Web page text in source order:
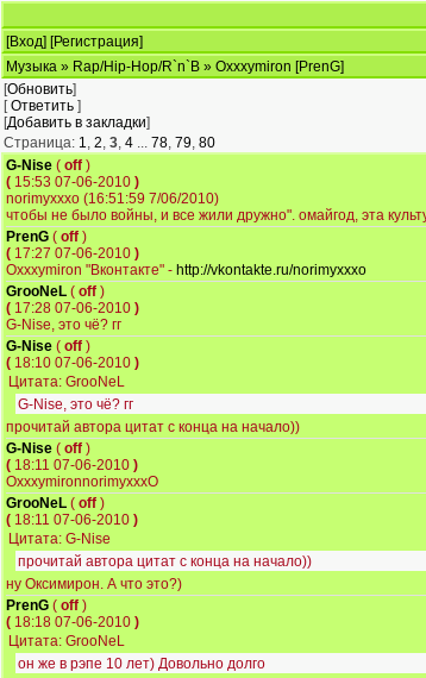
[Вход] [Регистрация]
Музыка » Rap/Hip-Hop/R`n`B » Oxxxymiron [PrenG]
[Обновить]
[Ответить ]
[Добавить в закладки]
Страница: 1, 2, 3, 4 ... 78, 79, 80
G-Nise ( off )
( 15:53 07-06-2010 )
norimyxxxo (16:51:59 7/06/2010)
чтобы не было войны, и все жили дружно". омайгод, эта
PrenG ( off )
( 17:27 07-06-2010 )
Oxxxymiron "Вконтакте" - http://vkontakte.ru/norimyxxxo
GrooNeL ( off )
( 17:28 07-06-2010 )
G-Nise, это чё? гг
G-Nise ( off )
( 18:10 07-06-2010 )
Цитата: GrooNeL
G-Nise, это чё? гг
прочитай автора цитат с конца на начало))
G-Nise ( off )
( 18:11 07-06-2010 )
OxxxymironnorimyxxxO
GrooNeL ( off )
( 18:11 07-06-2010 )
Цитата: G-Nise
прочитай автора цитат с конца на начало))
ну Оксимирон. А что это?)
PrenG ( off )
( 18:18 07-06-2010 )
Цитата: GrooNeL
он же в рэпе 10 лет) Довольно долго